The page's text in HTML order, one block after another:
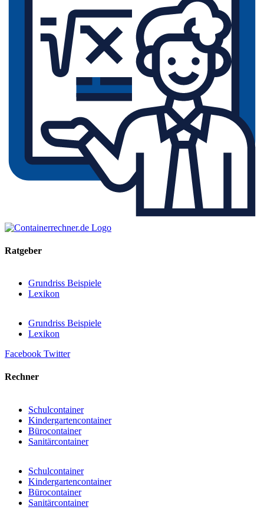
Ratgeber
Grundriss Beispiele
Lexikon
Grundriss Beispiele
Lexikon
Facebook Twitter
Rechner
Schulcontainer
Kindergartencontainer
Bürocontainer
Sanitärcontainer
Schulcontainer
Kindergartencontainer
Bürocontainer
Sanitärcontainer